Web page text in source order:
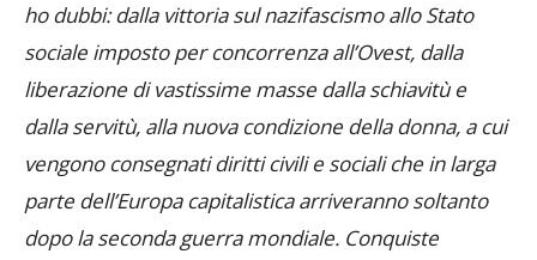
ho dubbi: dalla vittoria sul nazifascismo allo Stato
sociale imposto per concorrenza all’Ovest, dalla
liberazione di vastissime masse dalla schiavitù e
dalla servitù, alla nuova condizione della donna, a cui
vengono consegnati diritti civili e sociali che in larga
parte dell’Europa capitalistica arriveranno soltanto
dopo la seconda guerra mondiale. Conquiste